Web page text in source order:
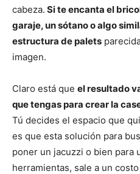
cabeza. Si te encanta el
garaje, un sótano o algo
estructura de palets
imagen.
Claro está que el resultado
que tengas para crear la
Tú decides el espacio que
es que esta solución para
poner un jacuzzi o bien para
herramientas, sale a un